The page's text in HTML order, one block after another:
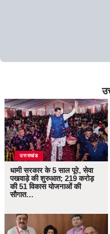
उत्तराखंड
धामी सरकार के 5 साल पूरे, सेवा
पखवाड़े की शुरुआत; 219 करोड़
की 51 विकास योजनाओं की
सौगात…